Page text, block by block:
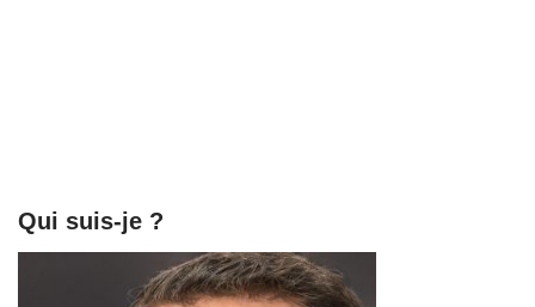
Qui suis-je ?